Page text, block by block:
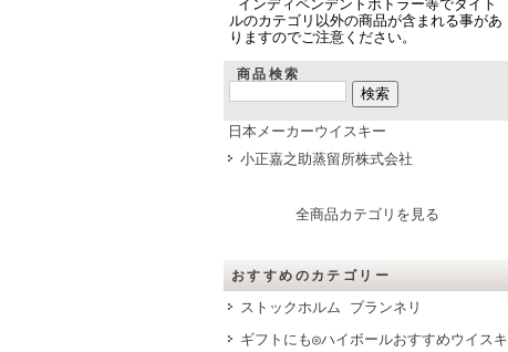
インディペンデントボトラー等でタイト
ルのカテゴリ以外の商品が含まれる事があ
りますのでご注意ください。
商品検索
日本メーカーウイスキー
小正嘉之助蒸留所株式会社
全商品カテゴリを見る
おすすめのカテゴリー
ストックホルム ブランネリ
ギフトにも◎ハイボールおすすめウイスキ